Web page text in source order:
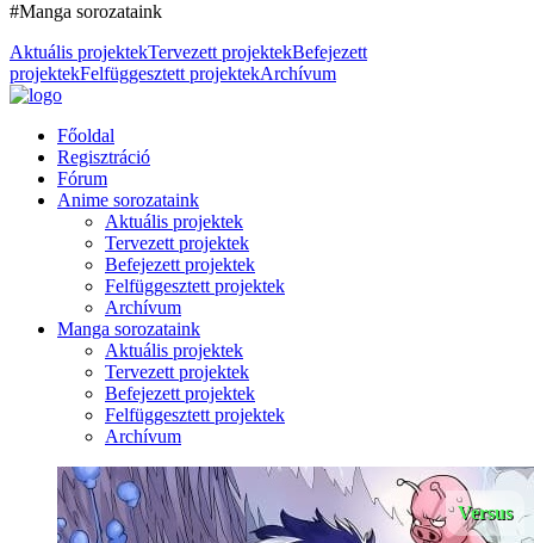
#Manga sorozataink
Aktuális projektekTervezett projektekBefejezett
projektekFelfüggesztett projektekArchívum
Főoldal
Regisztráció
Fórum
Anime sorozataink
Aktuális projektek
Tervezett projektek
Befejezett projektek
Felfüggesztett projektek
Archívum
Manga sorozataink
Aktuális projektek
Tervezett projektek
Befejezett projektek
Felfüggesztett projektek
Archívum
Versus